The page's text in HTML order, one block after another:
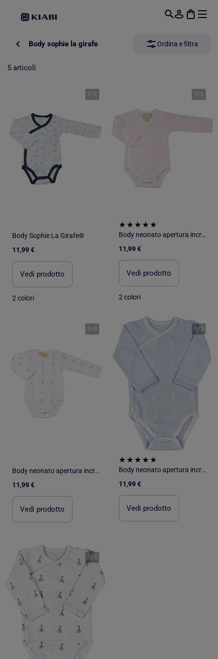
Body sophie la girafe Ordina e filtra
5 articoli
1 / 2
Body Sophie La Girafe®
11,99 €
Vedi prodotto
2 colori
1 / 5
Body neonato apertura incrociata Sophie La Girafe®
11,99 €
Vedi prodotto
2 colori
1 / 5
Body neonato apertura incrociata Sophie La Girafe®
11,99 €
Vedi prodotto
1/3
Body neonato apertura incrociata Sophie La Girafe®
11,99 €
Vedi prodotto
1 / 5